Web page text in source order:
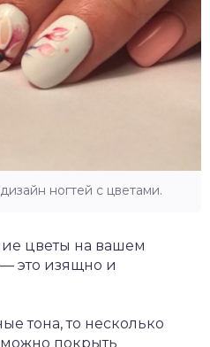
ногтей с цветами.
цветы на вашем
это изящно и
тона, то несколько
покрыть